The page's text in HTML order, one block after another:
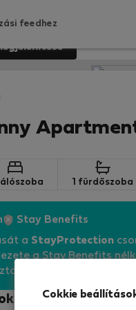
feedhez
1 fürdőszoba
Stay Benefits
a StayProtection
a Stay Benefits
lehetőséget.
- Primošten
Cokkie